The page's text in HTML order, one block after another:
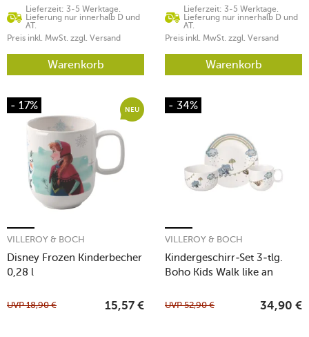
Lieferzeit: 3-5 Werktage.
Lieferung nur innerhalb D und
AT.
Preis inkl. MwSt. zzgl. Versand
Warenkorb
Lieferzeit: 3-5 Werktage.
Lieferung nur innerhalb D und
AT.
Preis inkl. MwSt. zzgl. Versand
Warenkorb
- 17% NEU
Disney Frozen Kinderbecher
0,28 l
VILLEROY & BOCH
UVP18,90 € 15,57 €
- 34%
Kindergeschirr-Set 3-tlg.
Boho Kids Walk like an
VILLEROY & BOCH
UVP52,90 € 34,90 €